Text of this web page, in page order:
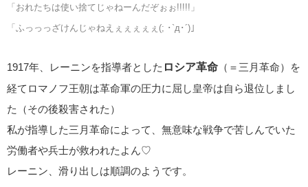
「おれたちは使い捨てじゃねーんだぞぉぉ!!!!!」
「ふっっっざけんじゃねえぇぇぇぇぇ(; ･`д･´)」
1917年、レーニンを指導者とした ロシア革命 （＝三月革命）を
経てロマノフ王朝は革命軍の圧力に屈し皇帝は自ら退位しまし
た（その後殺害された）
私が指導した三月革命によって、無意味な戦争で苦しんでいた
労働者や兵士が救われたよん♡
レーニン、滑り出しは順調のようです。